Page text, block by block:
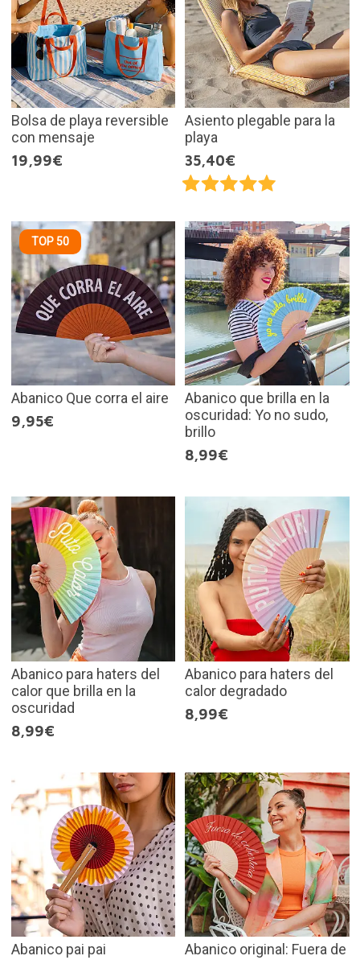
Bolsa de playa reversible
con mensaje
19,99€
Asiento plegable para la
playa
35,40€
TOP 50
Abanico Que corra el aire
9,95€
Abanico que brilla en la
oscuridad: Yo no sudo,
brillo
8,99€
Abanico para haters del
calor que brilla en la
oscuridad
8,99€
Abanico para haters del
calor degradado
8,99€
Abanico pai pai
Abanico original: Fuera de